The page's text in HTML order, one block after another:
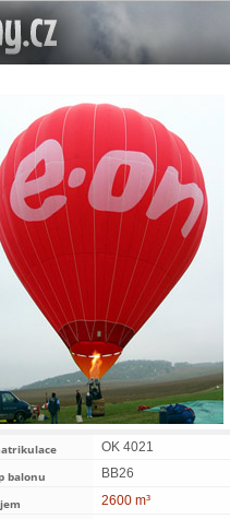
OK 4021
balonu
BB26
2600 m³